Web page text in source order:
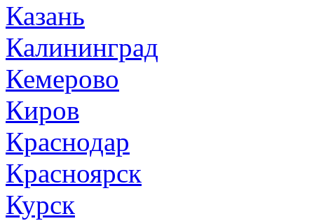
Казань
Калининград
Кемерово
Киров
Краснодар
Красноярск
Курск